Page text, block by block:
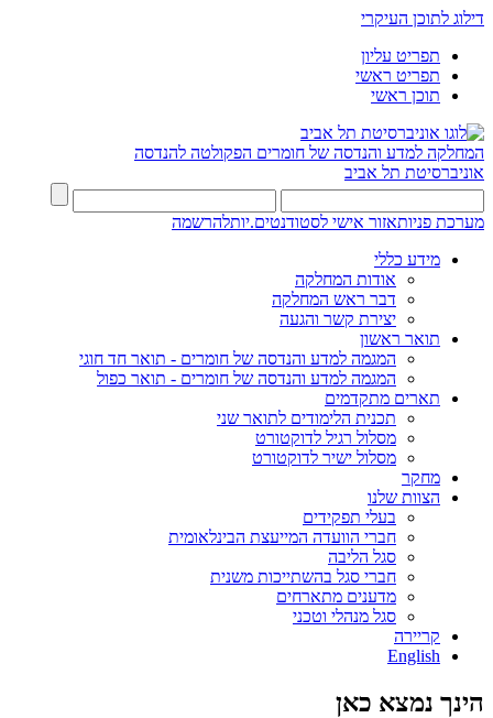
דילוג לתוכן העיקרי
תפריט עליון
תפריט ראשי
תוכן ראשי
המחלקה למדע והנדסה של חומרים הפקולטה להנדסה
אוניברסיטת תל אביב
מערכת פניותאזור אישי לסטודנטים.יותלהרשמה
מידע כללי
אודות המחלקה
דבר ראש המחלקה
יצירת קשר והגעה
תואר ראשון
המגמה למדע והנדסה של חומרים - תואר חד חוגי
המגמה למדע והנדסה של חומרים - תואר כפול
תארים מתקדמים
תכנית הלימודים לתואר שני
מסלול רגיל לדוקטורט
מסלול ישיר לדוקטורט
מחקר
הצוות שלנו
בעלי תפקידים
חברי הוועדה המייעצת הבינלאומית
סגל הליבה
חברי סגל בהשתייכות משנית
מדענים מתארחים
סגל מנהלי וטכני
קריירה
English
הינך נמצא כאן